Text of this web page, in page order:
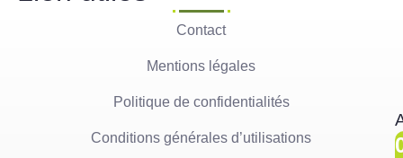
Contact
Mentions légales
Politique de confidentialités
Conditions générales d’utilisations